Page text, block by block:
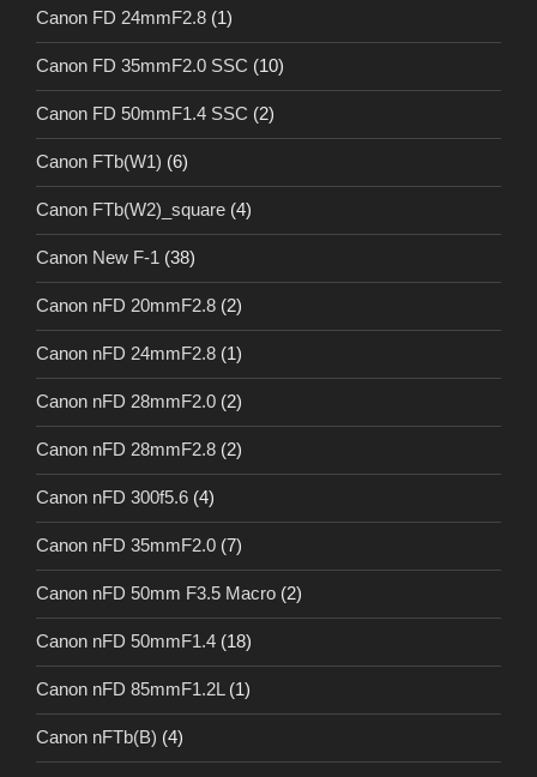
Canon FD 24mmF2.8 (1)
Canon FD 35mmF2.0 SSC (10)
Canon FD 50mmF1.4 SSC (2)
Canon FTb(W1) (6)
Canon FTb(W2)_square (4)
Canon New F-1 (38)
Canon nFD 20mmF2.8 (2)
Canon nFD 24mmF2.8 (1)
Canon nFD 28mmF2.0 (2)
Canon nFD 28mmF2.8 (2)
Canon nFD 300f5.6 (4)
Canon nFD 35mmF2.0 (7)
Canon nFD 50mm F3.5 Macro (2)
Canon nFD 50mmF1.4 (18)
Canon nFD 85mmF1.2L (1)
Canon nFTb(B) (4)